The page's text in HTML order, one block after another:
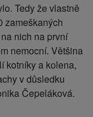
Tedy že vlastně
zameškaných
nich na první
nemocní. Většina
kotníky a kolena,
v důsledku
Čepeláková.